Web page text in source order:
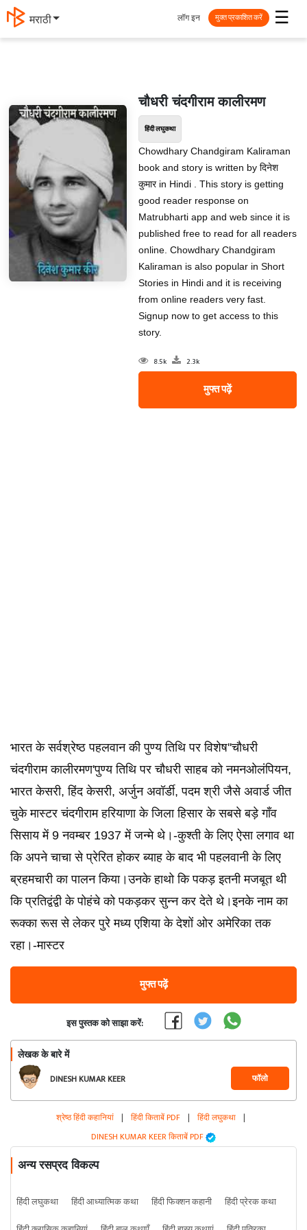
मराठी ☰
लॉग इन मुक्त प्रकाशित करें
चौधरी चंदगीराम कालीरमण
हिंदी लघुकथा
Chowdhary Chandgiram Kaliraman
book and story is written by दिनेश
कुमार in Hindi . This story is getting
good reader response on
Matrubharti app and web since it is
published free to read for all readers
online. Chowdhary Chandgiram
Kaliraman is also popular in Short
Stories in Hindi and it is receiving
from online readers very fast.
Signup now to get access to this
story.
8.5k 2.3k
मुफ्त पढ़ें
भारत के सर्वश्रेष्ठ पहलवान की पुण्य तिथि पर विशेष''चौधरी
चंदगीराम कालीरमण'पुण्य तिथि पर चौधरी साहब को नमनओलंपियन,
भारत केसरी, हिंद केसरी, अर्जुन अवॉर्डी, पदम श्री जैसे अवार्ड जीत
चुके मास्टर चंदगीराम हरियाणा के जिला हिसार के सबसे बड़े गाँव
सिसाय में 9 नवम्बर 1937 में जन्मे थे।-कुश्ती के लिए ऐसा लगाव था
कि अपने चाचा से प्रेरित होकर ब्याह के बाद भी पहलवानी के लिए
ब्रहमचारी का पालन किया।उनके हाथो कि पकड़ इतनी मजबूत थी
कि प्रतिद्वंद्वी के पोहंचे को पकड़कर सुन्न कर देते थे।इनके नाम का
रूक्का रूस से लेकर पुरे मध्य एशिया के देशों ओर अमेरिका तक
रहा।-मास्टर
मुफ्त पढ़ें
इस पुस्तक को साझा करें:
लेखक के बारे में
DINESH KUMAR KEER फॉलो
श्रेष्ठ हिंदी कहानियां | हिंदी किताबें PDF | हिंदी लघुकथा |
DINESH KUMAR KEER किताबें PDF
अन्य रसप्रद विकल्प
हिंदी लघुकथा हिंदी आध्यात्मिक कथा हिंदी फिक्शन कहानी
हिंदी प्रेरक कथा